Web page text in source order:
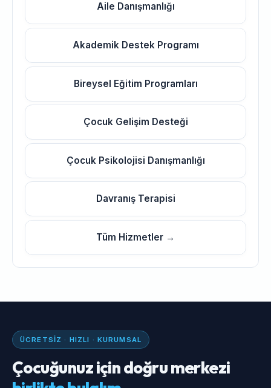
Aile Danışmanlığı
Akademik Destek Programı
Bireysel Eğitim Programları
Çocuk Gelişim Desteği
Çocuk Psikolojisi Danışmanlığı
Davranış Terapisi
Tüm Hizmetler →
ÜCRETSIZ · HIZLI · KURUMSAL
Çocuğunuz için doğru merkezi